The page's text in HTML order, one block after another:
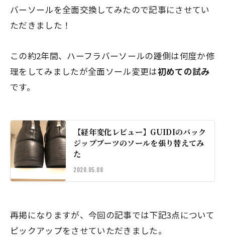
バーソールを全面交換してみたので記事にさせてい
ただきました！
この約2年間、ハーフラバーソールの踵側は何度か修
理をしてみましたが全面ソール変更は初めての試み
です。
【経年変化レビュー】GUIDIのバック
ジップブーツのソールを張り替えてみ
た
2020.05.08
再掲になりますが、今回の記事では下記3点について
ピックアップをさせていただきました。